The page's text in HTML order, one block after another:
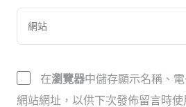
在瀏覽器中儲存顯示名稱、
網站網址，以供下次發佈留言時使